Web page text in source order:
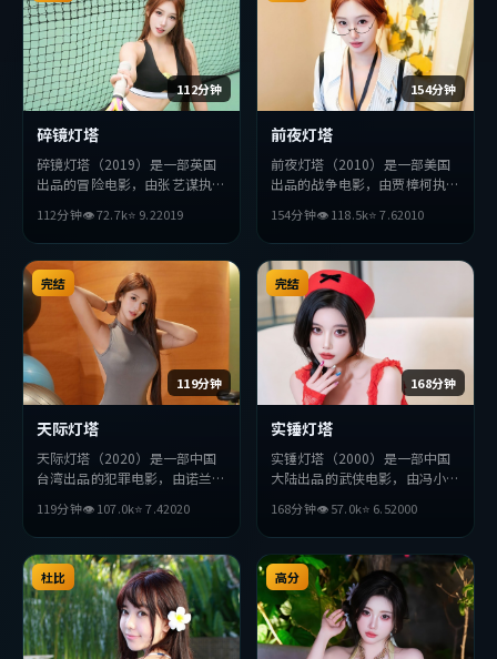
112分钟
碎镜灯塔
碎镜灯塔（2019）是一部英国
出品的冒险电影，由张艺谋执
演。影片在叙事与视听上力求突
破，探讨人性与抉择，节奏张弛
有度，适合喜欢该类型的观众完
整观看。
112分钟👁72.7k⭐ 9.22019
154分钟
前夜灯塔
前夜灯塔（2010）是一部美国
出品的战争电影，由贾樟柯执
刘亦菲等主演。影片在叙事与视
听上力求突破，探讨人性与抉
择，节奏张弛有度，适合喜欢该
类型的观众完整观看。
154分钟👁118.5k⭐7.62010
119分钟
完结
天际灯塔
天际灯塔（2020）是一部中国
台湾出品的犯罪电影，由诺兰执
主演。影片在叙事与视听上力求
突破，探讨人性与抉择，节奏张
弛有度，适合喜欢该类型的观众
完整观看。
119分钟👁107.0k⭐7.42020
168分钟
完结
实锤灯塔
实锤灯塔（2000）是一部中国
大陆出品的武侠电影，由冯小刚
等主演。影片在叙事与视听上力
求突破，探讨人性与抉择，节奏
张弛有度，适合喜欢该类型的观
众完整观看。
168分钟👁57.0k⭐ 6.52000
杜比 高分